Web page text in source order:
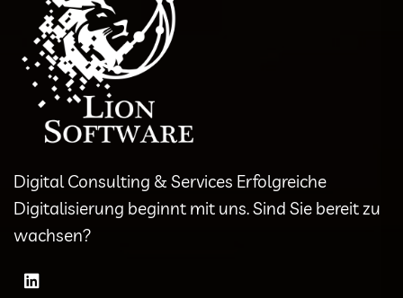
Digital Consulting & Services Erfolgreiche
Digitalisierung beginnt mit uns. Sind Sie bereit zu
wachsen?